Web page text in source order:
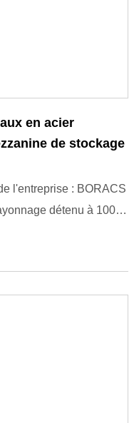
en acier
de stockage
l'entreprise : BORACS
détenu à 100 %